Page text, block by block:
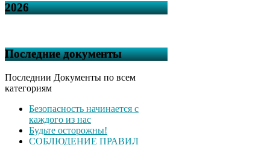
2026
Последние документы
Последнии Документы по всем
категориям
Безопасность начинается с
каждого из нас
Будьте осторожны!
СОБЛЮДЕНИЕ ПРАВИЛ